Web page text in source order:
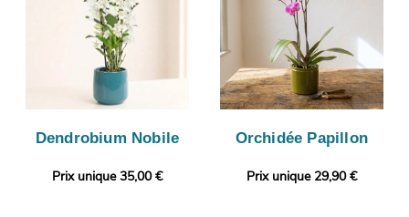
Dendrobium Nobile
Prix unique 35,00 €
Orchidée Papillon
Prix unique 29,90 €